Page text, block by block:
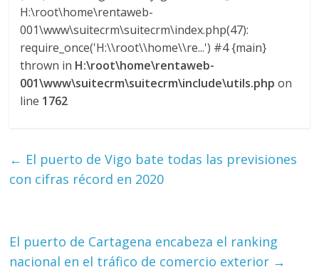
U
I
–
T
R
H:\root\home\rentaweb-
001\www\suitecrm\suitecrm\index.php(47):
require_once('H:\\root\\home\\re...') #4 {main}
thrown in H:\root\home\rentaweb-
001\www\suitecrm\suitecrm\include\utils.php on
line 1762
← El puerto de Vigo bate todas las previsiones
con cifras récord en 2020
El puerto de Cartagena encabeza el ranking
nacional en el tráfico de comercio exterior →